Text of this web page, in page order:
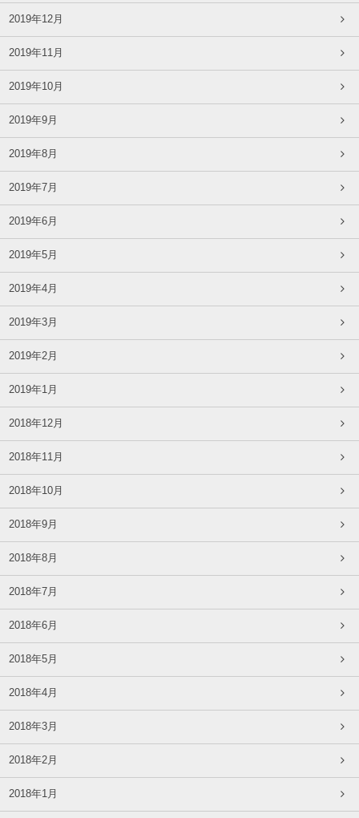
2019年12月
2019年11月
2019年10月
2019年9月
2019年8月
2019年7月
2019年6月
2019年5月
2019年4月
2019年3月
2019年2月
2019年1月
2018年12月
2018年11月
2018年10月
2018年9月
2018年8月
2018年7月
2018年6月
2018年5月
2018年4月
2018年3月
2018年2月
2018年1月